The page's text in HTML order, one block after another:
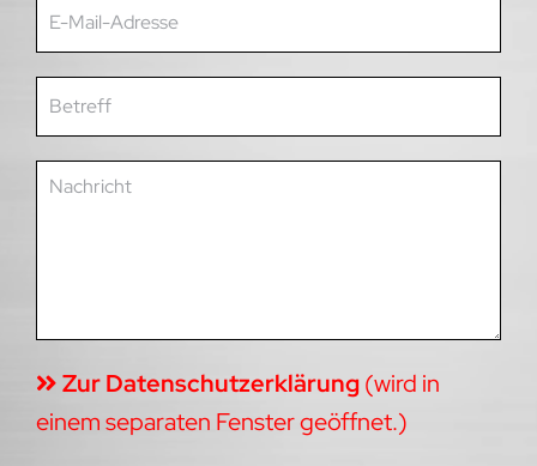
Zur Datenschutzerklärung(wird in
einem separaten Fenster geöffnet.)